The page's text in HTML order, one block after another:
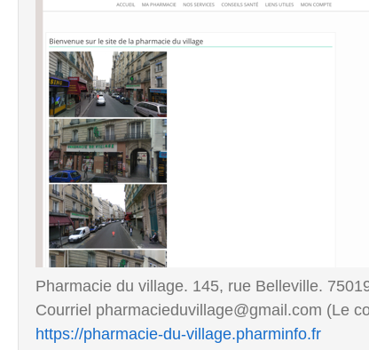
Pharmacie du village. 145, rue Belleville.
Courriel pharmacieduvillage@gmail.com (Le
https://pharmacie-du-village.pharminfo.fr